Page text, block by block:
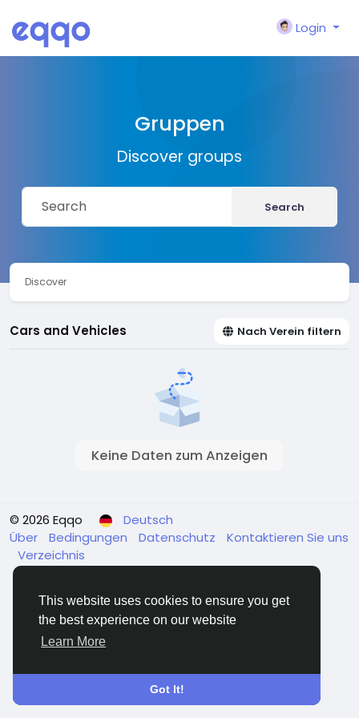
This website uses cookies to ensure you get
the best experience on our website
Learn More
Got It!
Login
Gruppen
Discover groups
Search
Discover
Cars and Vehicles Nach Verein filtern
Keine Daten zum Anzeigen
© 2026 Eqqo
Deutsch
Über
Bedingungen Datenschutz
Kontaktieren Sie uns
Verzeichnis